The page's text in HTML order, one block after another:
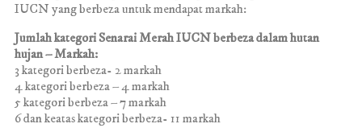
IUCN yang berbeza untuk mendapat markah:
Jumlah kategori Senarai Merah IUCN berbeza dalam hutan
hujan – Markah:
3 kategori berbeza- 2 markah
4 kategori berbeza – 4 markah
5 kategori berbeza – 7 markah
6 dan keatas kategori berbeza- 11 markah